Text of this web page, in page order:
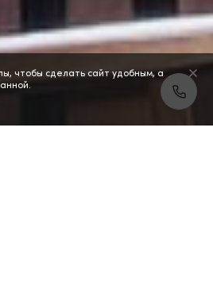
чтобы сделать сайт удобным, а